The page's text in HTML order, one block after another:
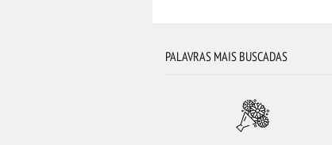
PALAVRAS MAIS BUSCADAS